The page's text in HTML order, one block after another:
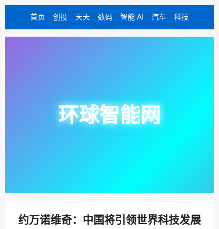
首页 创投 天天 数码 智能 AI 汽车 科技
环球智能网
约万诺维奇：中国将引领世界科技发展